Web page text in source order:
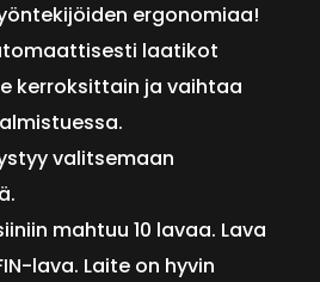
ergonomiaa!
laatikot
kerroksittain ja vaihtaa
valitsemaan
mahtuu 10 lavaa. Lava
lava. Laite on hyvin